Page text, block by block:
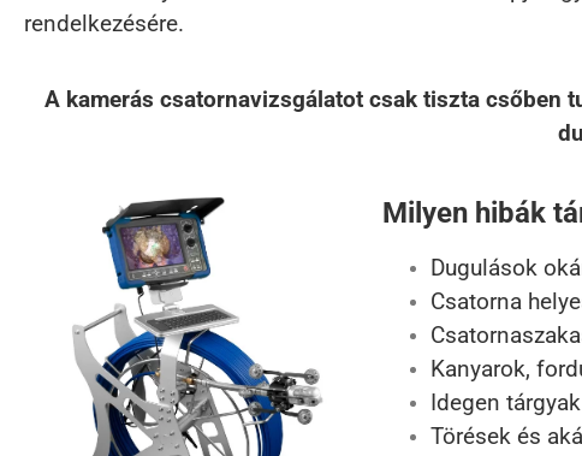
rendelkezésére.
A kamerás csatornavizsgálatot csak tiszta csőben
Milyen hibák
Dugulások
Csatorna
Kanyarok,
Idegen
Törések és